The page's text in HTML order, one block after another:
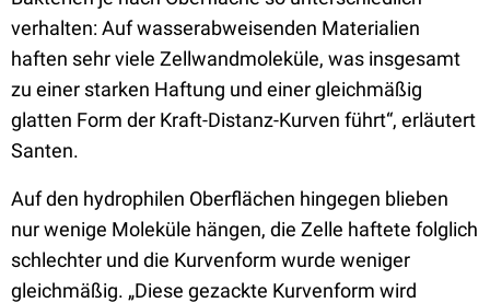
verhalten: Auf wasserabweisenden Materialien
haften sehr viele Zellwandmoleküle, was insgesamt
zu einer starken Haftung und einer gleichmäßig
glatten Form der Kraft-Distanz-Kurven führt“, erläutert
Santen.
Auf den hydrophilen Oberflächen hingegen blieben
nur wenige Moleküle hängen, die Zelle haftete folglich
schlechter und die Kurvenform wurde weniger
gleichmäßig. „Diese gezackte Kurvenform wird